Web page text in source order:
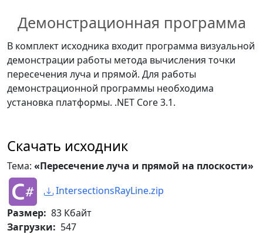
Демонстрационная программа
В комплект исходника входит программа визуальной
демонстрации работы метода вычисления точки
пересечения луча и прямой. Для работы
демонстрационной программы необходима
установка платформы. .NET Core 3.1.
Скачать исходник
Тема: «Пересечение луча и прямой на плоскости»
IntersectionsRayLine.zip
Размер: 83 Кбайт
Загрузки: 547